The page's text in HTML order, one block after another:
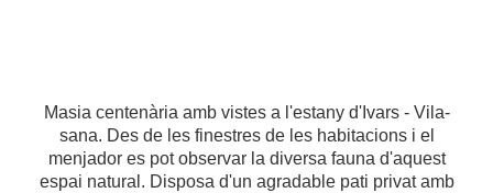
Masia centenària amb vistes a l'estany d'Ivars - Vila-
sana. Des de les finestres de les habitacions i el
menjador es pot observar la diversa fauna d'aquest
espai natural. Disposa d'un agradable pati privat amb